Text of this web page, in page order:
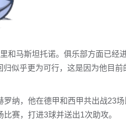
和马斯坦托诺。俱乐部方面已经
似乎更为可行，这是因为他目
纳，他在德甲和西甲共出战23
赛，打进3球并送出1次助攻。